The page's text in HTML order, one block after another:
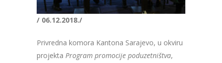
/ 06.12.2018./
Privredna komora Kantona Sarajevo, u okviru
projekta Program promocije poduzetništva,